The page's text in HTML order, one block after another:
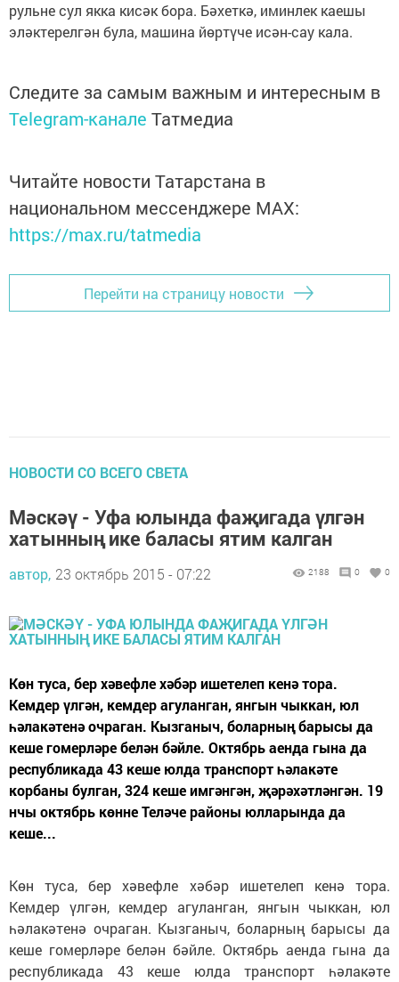
рульне сул якка кисәк бора. Бәхеткә, иминлек каешы
эләктерелгән була, машина йөртүче исән-сау кала.
Следите за самым важным и интересным в
Telegram-канале Татмедиа
Читайте новости Татарстана в
национальном мессенджере MАХ:
https://max.ru/tatmedia
Перейти на страницу новости
НОВОСТИ СО ВСЕГО СВЕТА
Мәскәү - Уфа юлында фаҗигада үлгән
хатынның ике баласы ятим калган
автор, 23 октябрь 2015 - 07:22 2188 0 0
Көн туса, бер хәвефле хәбәр ишетелеп кенә тора.
Кемдер үлгән, кемдер агуланган, янгын чыккан, юл
һәлакәтенә очраган. Кызганыч, боларның барысы да
кеше гомерләре белән бәйле. Октябрь аенда гына да
республикада 43 кеше юлда транспорт һәлакәте
корбаны булган, 324 кеше имгәнгән, җәрәхәтләнгән. 19
нчы октябрь көнне Теләче районы юлларында да
кеше...
Көн туса, бер хәвефле хәбәр ишетелеп кенә тора.
Кемдер үлгән, кемдер агуланган, янгын чыккан, юл
һәлакәтенә очраган. Кызганыч, боларның барысы да
кеше гомерләре белән бәйле. Октябрь аенда гына да
республикада 43 кеше юлда транспорт һәлакәте